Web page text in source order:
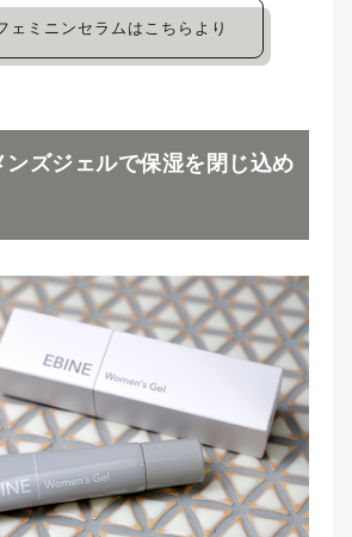
ェミニンセラムはこちらより
ズジェルで保湿を閉じ込め